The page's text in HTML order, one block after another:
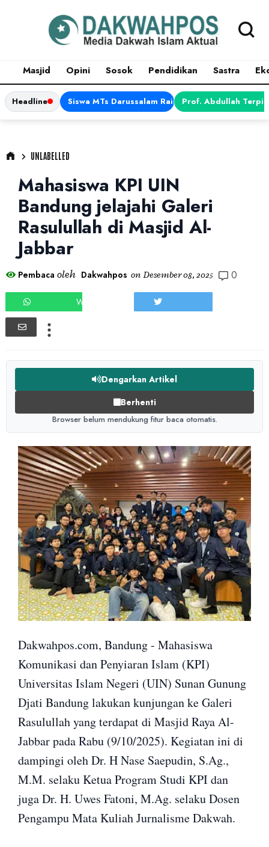
Masjid Opini Sosok Pendidikan Sastra
Headline Siswa MTs Darussalam Raih Juara 1 dalam
Prof. Abdullah
UNLABELLED
Mahasiswa KPI UIN
Bandung jelajahi Galeri
Rasulullah di Masjid Al-
Jabbar
Pembaca oleh Dakwahpos on Desember 08, 2025 0
WHATSAPP
Dengarkan Artikel
Berhenti
Browser belum mendukung fitur baca otomatis.
Dakwahpos.com, Bandung - Mahasiswa
Komunikasi dan Penyiaran Islam (KPI)
Universitas Islam Negeri (UIN) Sunan Gunung
Djati Bandung lakukan kunjungan ke Galeri
Rasulullah yang terdapat di Masjid Raya Al-
Jabbar pada Rabu (9/10/2025). Kegiatan ini di
dampingi oleh Dr. H Nase Saepudin, S.Ag.,
M.M. selaku Ketua Program Studi KPI dan
juga Dr. H. Uwes Fatoni, M.Ag. selaku Dosen
Pengampu Mata Kuliah Jurnalisme Dakwah.